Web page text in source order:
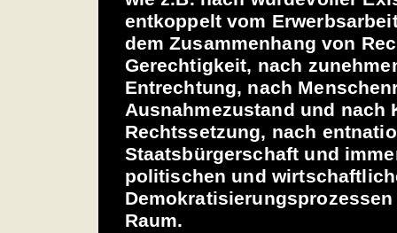
entkoppelt vom
dem Zusammenhang von
Gerechtigkeit, nach
Entrechtung, nach
Ausnahmezustand und nach
Rechtssetzung, nach
Staatsbürgerschaft und
politischen und
Raum.